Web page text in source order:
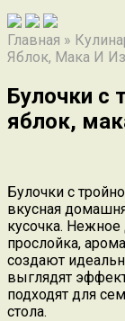
Главная »
Яблок, Мака И
Булочки с
яблок,
Булочки с
вкусная
кусочка. Нежное
прослойка,
создают
выглядят
подходят для
стола.